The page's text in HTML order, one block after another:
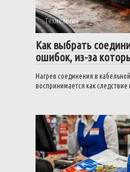
Технологии
Как выбрать
ошибок, из-за
Нагрев соединения в
воспринимается как следствие